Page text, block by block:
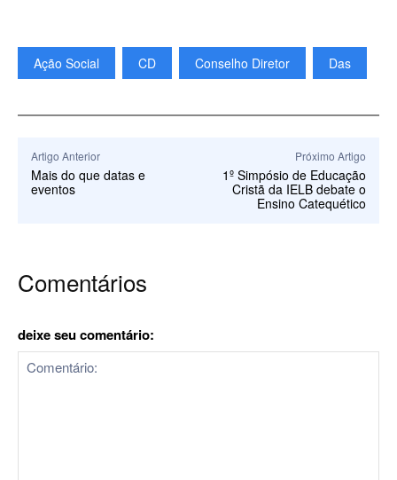
Ação Social CD Conselho Diretor Das
Artigo Anterior
Mais do que datas e
eventos
Próximo Artigo
1º Simpósio de Educação
Cristã da IELB debate o
Ensino Catequético
Comentários
deixe seu comentário: